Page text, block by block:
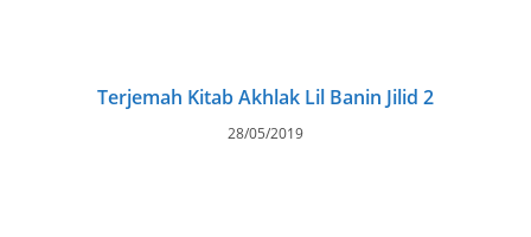
Terjemah Kitab Akhlak Lil Banin Jilid 2
28/05/2019